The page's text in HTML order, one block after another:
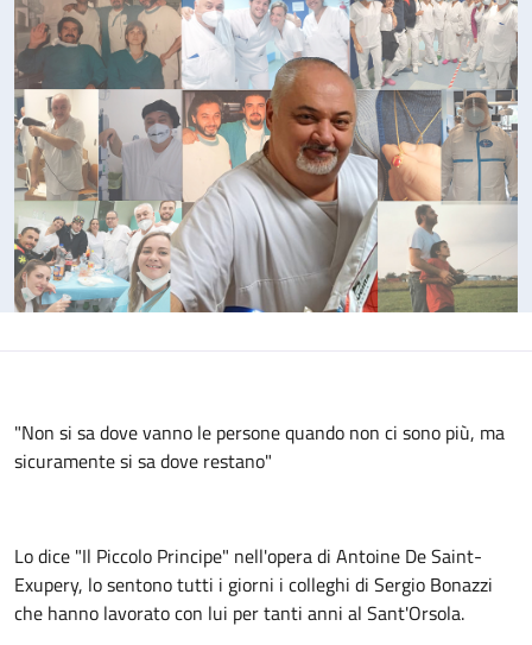
"Non si sa dove vanno le persone quando non ci sono più, ma
sicuramente si sa dove restano"
Lo dice "Il Piccolo Principe" nell'opera di Antoine De Saint-
Exupery, lo sentono tutti i giorni i colleghi di Sergio Bonazzi
che hanno lavorato con lui per tanti anni al Sant'Orsola.